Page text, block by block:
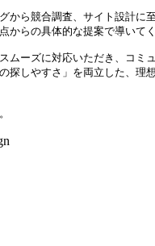
から競合調査、サイト設計
からの具体的な提案で導いて
ムーズに対応いただき、コミ
探しやすさ」を両立した、理